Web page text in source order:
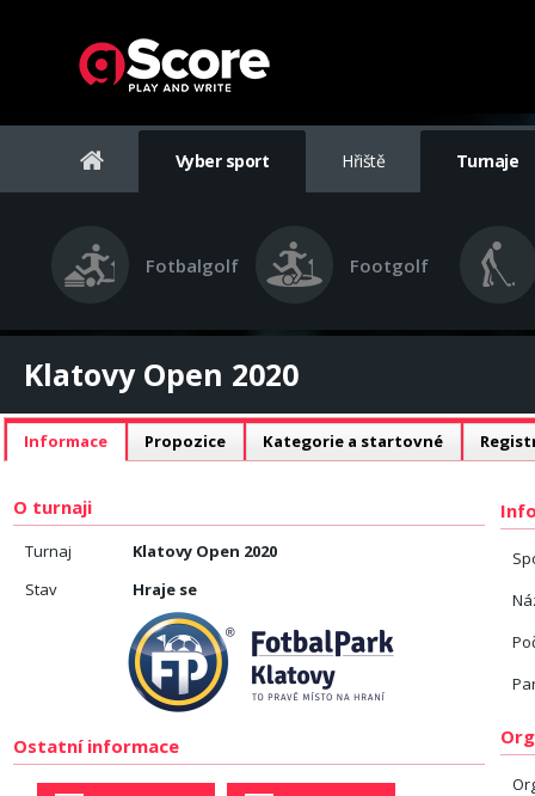
Vyber sport Hřiště Turnaje
Fotbalgolf Footgolf
Klatovy Open 2020
Informace Propozice Kategorie a startovné
O turnaji
Turnaj
Klatovy Open 2020
Stav
Hraje se
Ostatní informace